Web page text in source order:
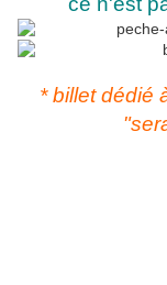
* billet dédié